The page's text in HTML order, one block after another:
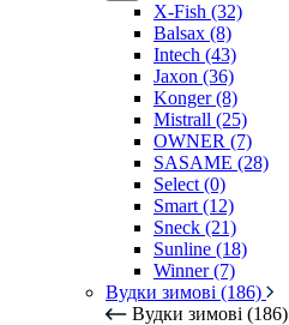
X-Fish (32)
Balsax (8)
Intech (43)
Jaxon (36)
Konger (8)
Mistrall (25)
OWNER (7)
SASAME (28)
Select (0)
Smart (12)
Sneck (21)
Sunline (18)
Winner (7)
Вудки зимові (186)
Вудки зимові (186)